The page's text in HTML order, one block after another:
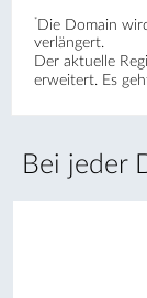
Bei jeder
* Die Domain
verlängert.
Der aktuelle
erweitert. Es